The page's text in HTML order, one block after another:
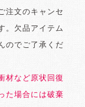
注文のキャンセ
。欠品アイテム
のでご了承くだ
材など原状回復
た場合には破棄